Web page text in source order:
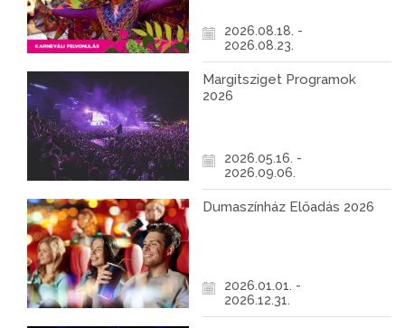
2026.08.18. -
2026.08.23.
Margitsziget Programok
2026
2026.05.16. -
2026.09.06.
Dumaszínház Előadás 2026
2026.01.01. -
2026.12.31.